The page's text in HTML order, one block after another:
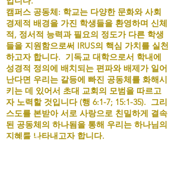
캠퍼스 공동체: 학교는 다양한 문화와 사회
경제적 배경을 가진 학생들을 환영하며 신체
적, 정서적 능력과 필요의 정도가 다른 학생
들을 지원함으로써 IRUS의 핵심 가치를 실천
하고자 합니다. 기독교 대학으로서 학내에
성경적 정의에 배치되는 편파와 배제가 일어
난다면 우리는 갈등에 빠진 공동체를 화해시
키는 데 있어서 초대 교회의 모범을 따르고
자 노력할 것입니다 (행 6:1-7; 15:1-35). 그리
스도를 본받아 서로 사랑으로 친밀하게 결속
된 공동체의 하나됨을 통해 우리는 하나님의
지혜를 나타내고자 합니다.